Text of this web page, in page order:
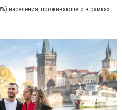
населения, проживающего в рамках